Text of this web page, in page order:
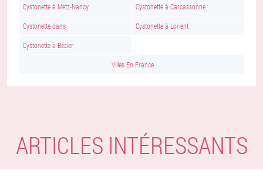
Cystonette à Metz-Nancy Cystonette à Carcassonne
Cystonette dans Cystonette à Lorient
Cystonette à Bézier
Villes En France
ARTICLES INTÉRESSANTS